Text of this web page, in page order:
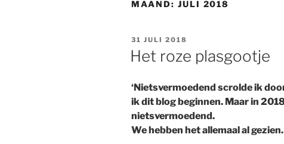
MAAND: JULI 2018
GEPLAATST
OP
31 JULI 2018
Het roze plasgootje
‘Nietsvermoedend scrolde ik
ik dit blog beginnen. Maar in
nietsvermoedend.
We hebben het allemaal al